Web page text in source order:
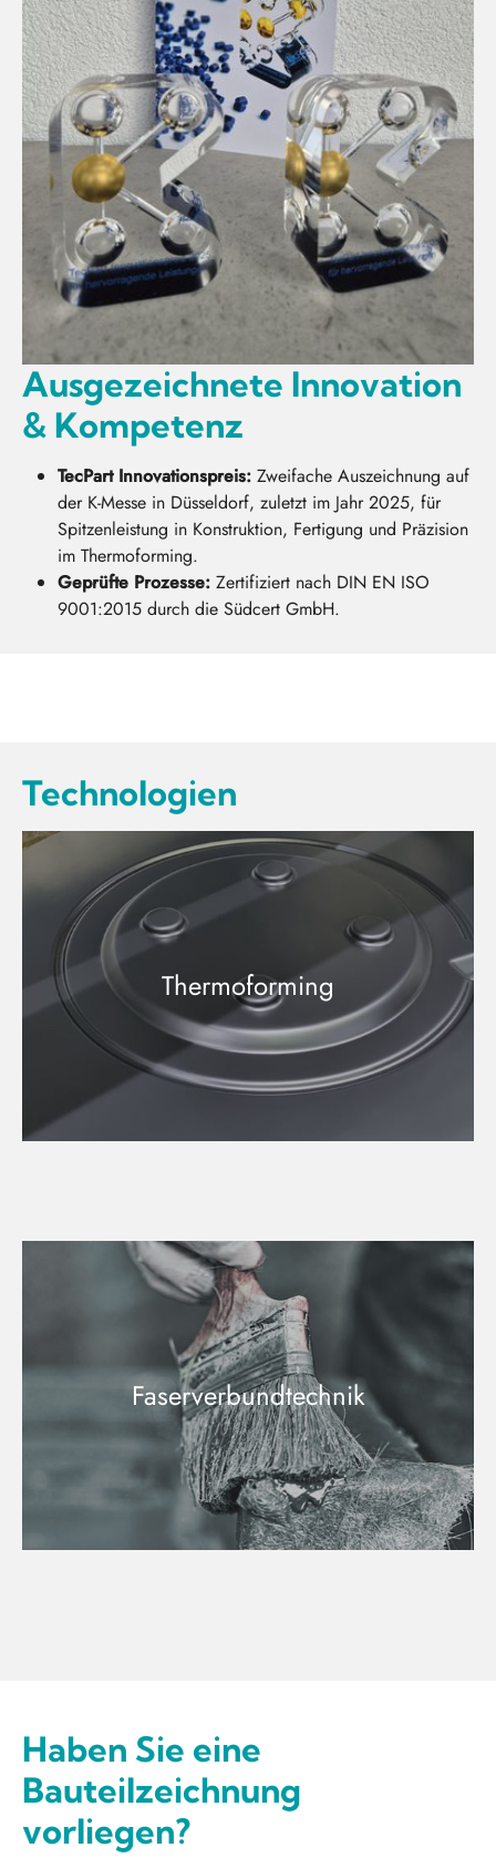
Ausgezeichnete Innovation
& Kompetenz
TecPart Innovationspreis: Zweifache Auszeichnung auf
der K-Messe in Düsseldorf, zuletzt im Jahr 2025, für
Spitzenleistung in Konstruktion, Fertigung und Präzision
im Thermoforming.
Geprüfte Prozesse: Zertifiziert nach DIN EN ISO
9001:2015 durch die Südcert GmbH.
Technologien
Thermoforming
Faserverbundtechnik
Haben Sie eine
Bauteilzeichnung
vorliegen?